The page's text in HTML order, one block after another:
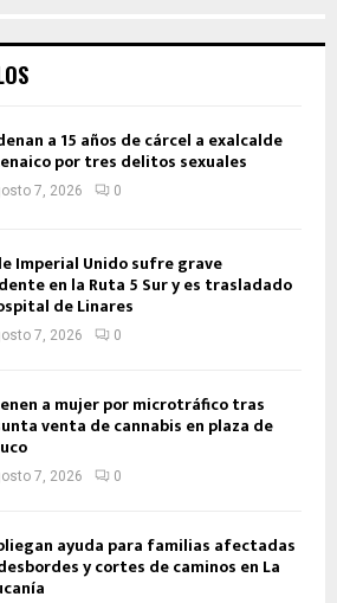
a 15 años de cárcel a exalcalde
por tres delitos sexuales
7, 2026 0
Imperial Unido sufre grave
en la Ruta 5 Sur y es trasladado
de Linares
7, 2026 0
a mujer por microtráfico tras
venta de cannabis en plaza de
7, 2026 0
ayuda para familias afectadas
y cortes de caminos en La